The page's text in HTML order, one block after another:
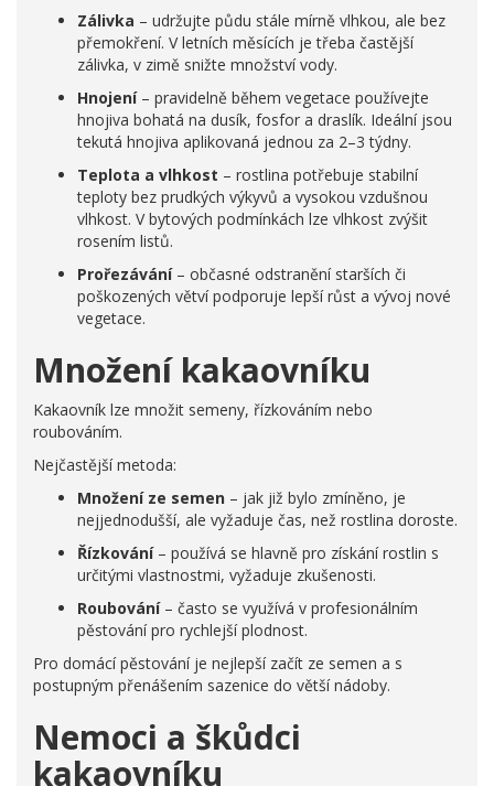
Zálivka – udržujte půdu stále mírně vlhkou, ale bez
přemokření. V letních měsících je třeba častější
zálivka, v zimě snižte množství vody.
Hnojení– pravidelně během vegetace používejte
hnojiva bohatá na dusík, fosfor a draslík. Ideální jsou
tekutá hnojiva aplikovaná jednou za 2–3 týdny.
Teplota a vlhkost – rostlina potřebuje stabilní
teploty bez prudkých výkyvů a vysokou vzdušnou
vlhkost. V bytových podmínkách lze vlhkost zvýšit
rosením listů.
Prořezávání– občasné odstranění starších či
poškozených větví podporuje lepší růst a vývoj nové
vegetace.
Množení kakaovníku
Kakaovník lze množit semeny, řízkováním nebo
roubováním.
Nejčastější metoda:
Množení ze semen – jak již bylo zmíněno, je
nejjednodušší, ale vyžaduje čas, než rostlina doroste.
Řízkování– používá se hlavně pro získání rostlin s
určitými vlastnostmi, vyžaduje zkušenosti.
Roubování– často se využívá v profesionálním
pěstování pro rychlejší plodnost.
Pro domácí pěstování je nejlepší začít ze semen a s
postupným přenášením sazenice do větší nádoby.
Nemoci a škůdci
kakaovníku